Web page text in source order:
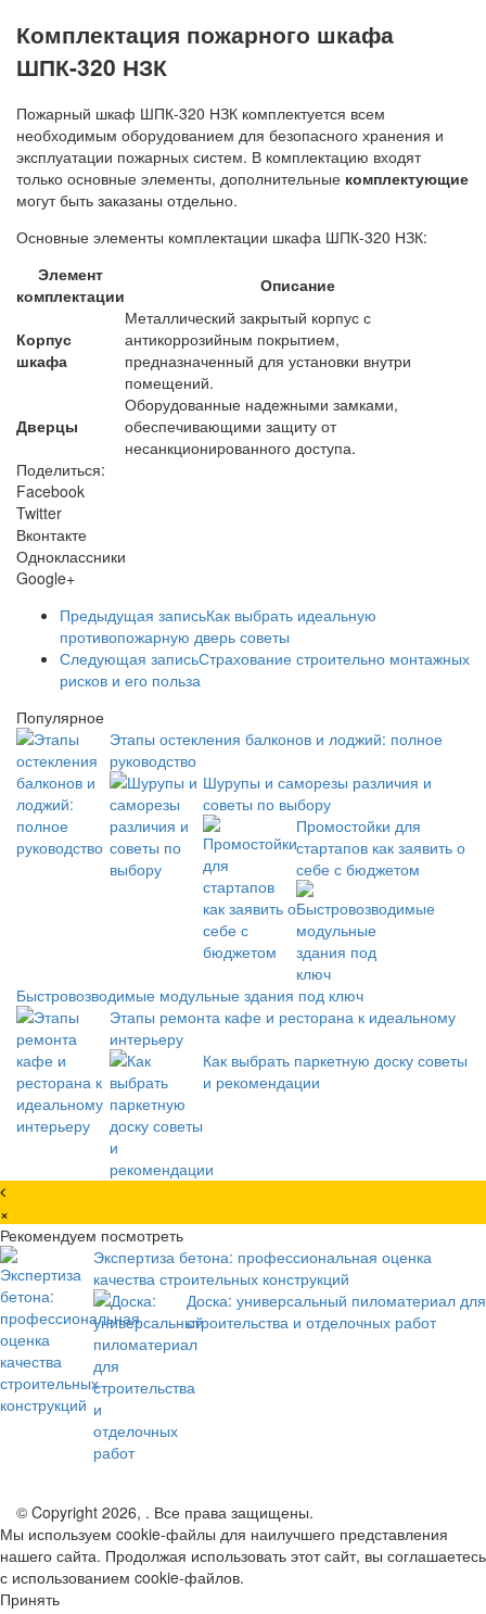
Комплектация пожарного шкафа
ШПК-320 НЗК
Пожарный шкаф ШПК-320 НЗК комплектуется всем
необходимым оборудованием для безопасного хранения и
эксплуатации пожарных систем. В комплектацию входят
только основные элементы, дополнительные комплектующие
могут быть заказаны отдельно.
Основные элементы комплектации шкафа ШПК-320 НЗК:
Элемент
комплектации
Описание
Корпус
шкафа
Металлический закрытый корпус с
антикоррозийным покрытием,
предназначенный для установки внутри
помещений.
Дверцы
Оборудованные надежными замками,
обеспечивающими защиту от
несанкционированного доступа.
Поделиться:
Facebook
Twitter
Вконтакте
Одноклассники
Google+
Предыдущая записьКак выбрать идеальную
противопожарную дверь советы
Следующая записьСтрахование строительно монтажных
рисков и его польза
Популярное
Этапы остекления балконов и лоджий: полное
руководство
Шурупы и саморезы различия и
советы по выбору
Промостойки для
стартапов как заявить о
себе с бюджетом
Быстровозводимые модульные здания под ключ
Этапы ремонта кафе и ресторана к идеальному
интерьеру
Как выбрать паркетную доску советы
и рекомендации
×
Рекомендуем посмотреть
Экспертиза бетона: профессиональная оценка
качества строительных конструкций
Доска: универсальный пиломатериал для
строительства и отделочных работ
© Copyright 2026, . Все права защищены.
Мы используем cookie-файлы для наилучшего представления
нашего сайта. Продолжая использовать этот сайт, вы соглашаетесь
с использованием cookie-файлов.
Принять